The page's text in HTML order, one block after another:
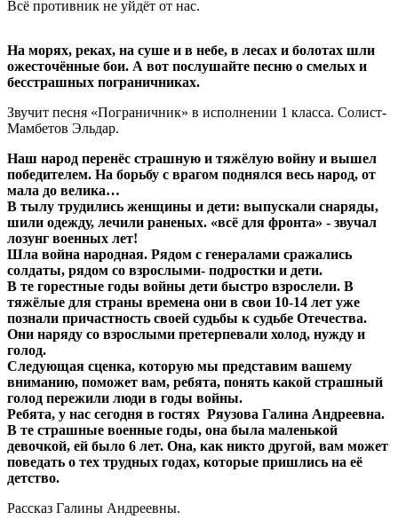
Всё противник не уйдёт от нас.
На морях, реках, на суше и в небе, в лесах и болотах шли
ожесточённые бои. А вот послушайте песню о смелых и
бесстрашных пограничниках.
Звучит песня «Пограничник» в исполнении 1 класса. Солист-
Мамбетов Эльдар.
Наш народ перенёс страшную и тяжёлую войну и вышел
победителем. На борьбу с врагом поднялся весь народ, от
мала до велика…
В тылу трудились женщины и дети: выпускали снаряды,
шили одежду, лечили раненых. «всё для фронта» - звучал
лозунг военных лет!
Шла война народная. Рядом с генералами сражались
солдаты, рядом со взрослыми- подростки и дети.
В те горестные годы войны дети быстро взрослели. В
тяжёлые для страны времена они в свои 10-14 лет уже
познали причастность своей судьбы к судьбе Отечества.
Они наряду со взрослыми претерпевали холод, нужду и
голод.
Следующая сценка, которую мы представим вашему
вниманию, поможет вам, ребята, понять какой страшный
голод пережили люди в годы войны.
Ребята, у нас сегодня в гостях Ряузова Галина Андреевна.
В те страшные военные годы, она была маленькой
девочкой, ей было 6 лет. Она, как никто другой, вам может
поведать о тех трудных годах, которые пришлись на её
детство.
Рассказ Галины Андреевны.